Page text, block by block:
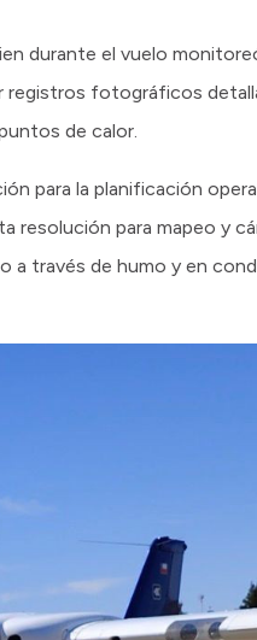
durante el vuelo
registros fotográficos
de calor.
para la planificación
resolución para mapeo y
a través de humo y en